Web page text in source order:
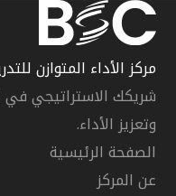
مركز الأداء المتوازن
شريكك الاستراتيجي في
وتعزيز الأداء.
الصفحة الرئيسية
عن المركز